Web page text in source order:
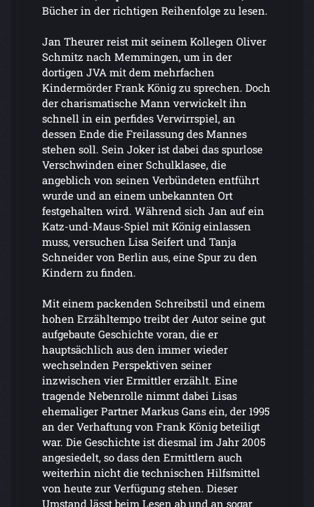
Bücher in der richtigen Reihenfolge zu lesen.
Jan Theurer reist mit seinem Kollegen Oliver
Schmitz nach Memmingen, um in der
dortigen JVA mit dem mehrfachen
Kindermörder Frank König zu sprechen. Doch
der charismatische Mann verwickelt ihn
schnell in ein perfides Verwirrspiel, an
dessen Ende die Freilassung des Mannes
stehen soll. Sein Joker ist dabei das spurlose
Verschwinden einer Schulklasee, die
angeblich von seinen Verbündeten entführt
wurde und an einem unbekannten Ort
festgehalten wird. Während sich Jan auf ein
Katz-und-Maus-Spiel mit König einlassen
muss, versuchen Lisa Seifert und Tanja
Schneider von Berlin aus, eine Spur zu den
Kindern zu finden.
Mit einem packenden Schreibstil und einem
hohen Erzähltempo treibt der Autor seine gut
aufgebaute Geschichte voran, die er
hauptsächlich aus den immer wieder
wechselnden Perspektiven seiner
inzwischen vier Ermittler erzählt. Eine
tragende Nebenrolle nimmt dabei Lisas
ehemaliger Partner Markus Gans ein, der 1995
an der Verhaftung von Frank König beteiligt
war. Die Geschichte ist diesmal im Jahr 2005
angesiedelt, so dass den Ermittlern auch
weiterhin nicht die technischen Hilfsmittel
von heute zur Verfügung stehen. Dieser
Umstand lässt beim Lesen ab und an sogar